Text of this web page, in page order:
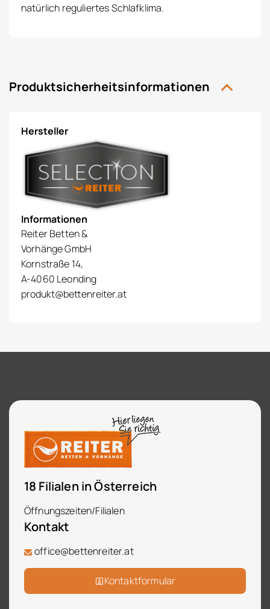
natürlich reguliertes Schlafklima.
Produktsicherheitsinformationen
Hersteller
Informationen
Reiter Betten &
Vorhänge GmbH
Kornstraße 14,
A-4060 Leonding
produkt@bettenreiter.at
18 Filialen in Österreich
Öffnungszeiten/Filialen
Kontakt
office@bettenreiter.at
Kontaktformular